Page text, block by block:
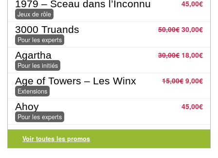
Pour
la
famille
Pour
les
initiés
Pour
les
experts
En
45,00€
1979 – Sceau dans l’Inconnu
Jeux de rôle
50,00€ 30,00€
3000 Truands
Pour les experts
30,00€ 18,00€
Agartha
Pour les initiés
15,00€ 9,00€
Age of Towers – Les Winx
Extensions
45,00€
Ahoy
Pour les experts
Voir toutes les promos